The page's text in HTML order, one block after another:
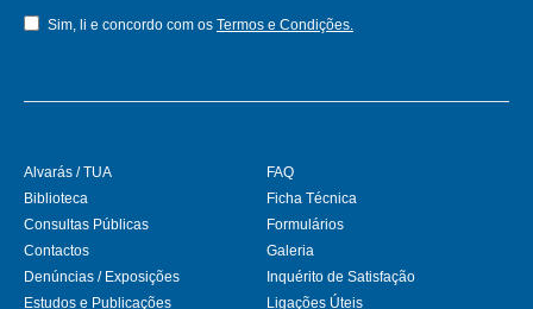
Sim, li e concordo com os Termos e Condições.
Alvarás / TUA
Biblioteca
Consultas Públicas
Contactos
Denúncias / Exposições
Estudos e Publicações
FAQ
Ficha Técnica
Formulários
Galeria
Inquérito de Satisfação
Ligações Úteis